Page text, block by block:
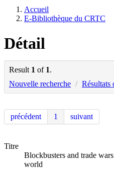
Accueil
E-Bibliothèque du CRTC
Détail
Result 1 of 1.
Nouvelle recherche / Résultats
précédent 1 suivant
Titre
Blockbusters and trade
world